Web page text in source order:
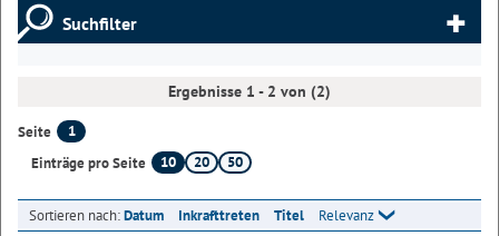
Suchfilter
Ergebnisse 1 - 2 von (2)
Seite
1
Einträge pro Seite
10 20 50
Sortieren nach:Datum Inkrafttreten Titel Relevanz